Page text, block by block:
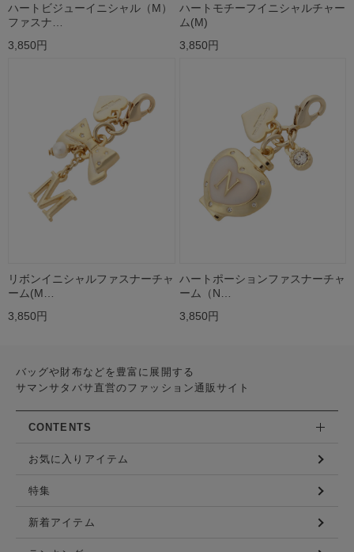
ハートビジューイニシャル（M）
ファスナ…
3,850円
ハートモチーフイニシャルチャー
ム(M)
3,850円
リボンイニシャルファスナーチャ
ーム(M…
3,850円
ハートポーションファスナーチャ
ーム（N…
3,850円
バッグや財布などを豊富に展開する
サマンサタバサ直営のファッション通販サイト
CONTENTS
お気に入りアイテム
特集
新着アイテム